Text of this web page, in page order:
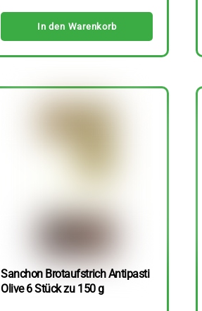
In den Warenkorb
Sanchon Brotaufstrich Antipasti
Olive 6 Stück zu 150 g